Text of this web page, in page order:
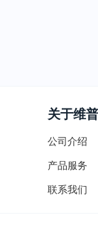
关于维普
公司介绍
产品服务
联系我们